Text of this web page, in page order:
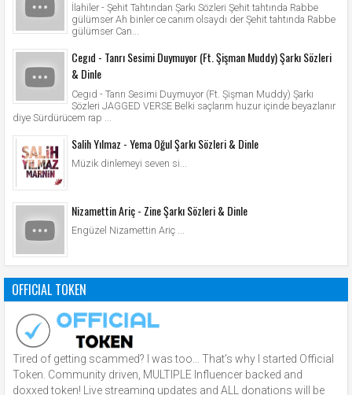
İlahiler - Şehit Tahtından Şarkı Sözleri Şehit tahtında Rabbe
gülümser Ah binler ce canım olsaydı der Şehit tahtında Rabbe
gülümser Can...
Cegıd - Tanrı Sesimi Duymuyor (Ft. Şişman Muddy) Şarkı Sözleri
& Dinle
Cegıd - Tanrı Sesimi Duymuyor (Ft. Şişman Muddy) Şarkı
Sözleri JAGGED VERSE Belki saçlarım huzur içinde beyazlanır
diye Sürdürücem rap ...
Salih Yılmaz - Yema Oğul Şarkı Sözleri & Dinle
Müzik dinlemeyi seven si...
Nizamettin Ariç - Zine Şarkı Sözleri & Dinle
Engüzel Nizamettin Ariç ...
OFFICIAL TOKEN
Tired of getting scammed? I was too… That’s why I started Official
Token. Community driven, MULTIPLE Influencer backed and
doxxed token! Live streaming updates and ALL donations will be